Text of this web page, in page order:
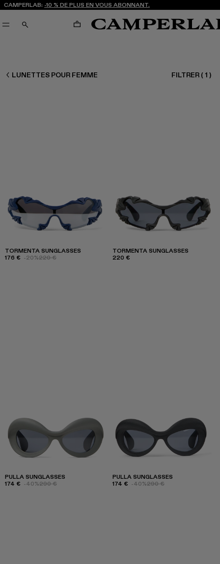
CAMPERLAB: -10 % DE PLUS EN VOUS ABONNANT.
RECHERCHE PANIER
FEMME ACCESSOIRES
LUNETTES POUR FEMME FILTRER ( 1 )
TORMENTA SUNGLASSES
176 € -20%220 €
TORMENTA SUNGLASSES
220 €
PULLA SUNGLASSES
174 € -40%290 €
PULLA SUNGLASSES
174 € -40%290 €